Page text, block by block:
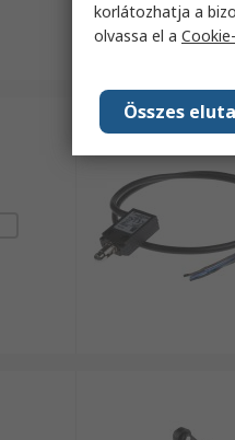
korlátozhatja a
olvassa el a
Összes